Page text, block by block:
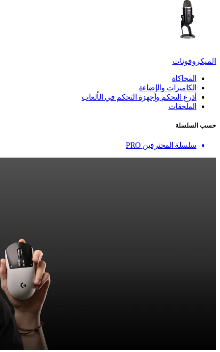
الميكروفونات
المحاكاة
الكاميرات والإضاءة
أذرع التحكم وأجهزة التحكم في الألعاب
الملحقات
حسب السلسلة
سلسلة المحترفين PRO